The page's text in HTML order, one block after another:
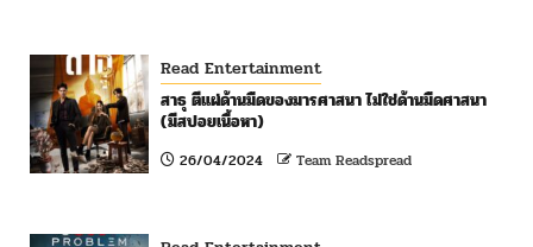
Read Entertainment
สาธุ ตีแผ่ด้านมืดของมารศาสนา ไม่ใช่ด้านมืดศาสนา
(มีสปอยเนื้อหา)
26/04/2024 Team Readspread